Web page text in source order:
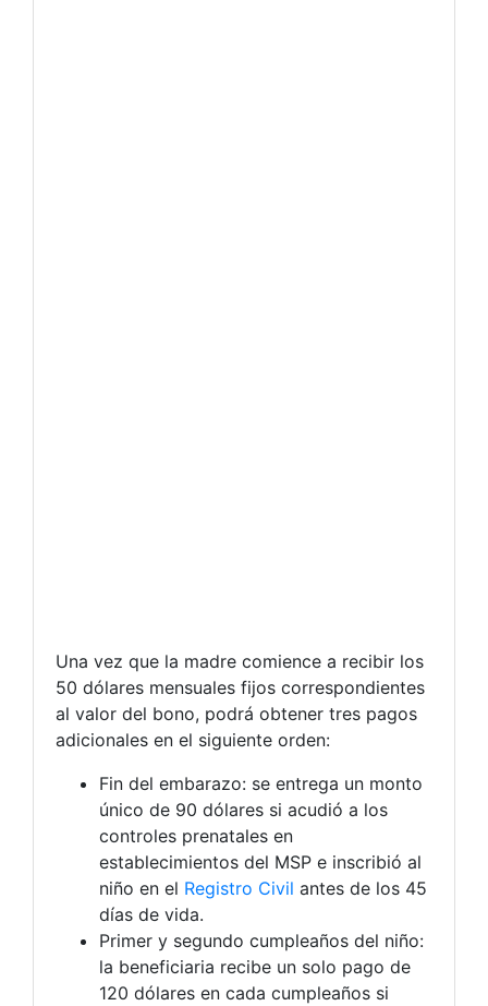
Una vez que la madre comience a recibir los
50 dólares mensuales fijos correspondientes
al valor del bono, podrá obtener tres pagos
adicionales en el siguiente orden:
Fin del embarazo: se entrega un monto
único de 90 dólares si acudió a los
controles prenatales en
establecimientos del MSP e inscribió al
niño en el Registro Civil antes de los 45
días de vida.
Primer y segundo cumpleaños del niño:
la beneficiaria recibe un solo pago de
120 dólares en cada cumpleaños si